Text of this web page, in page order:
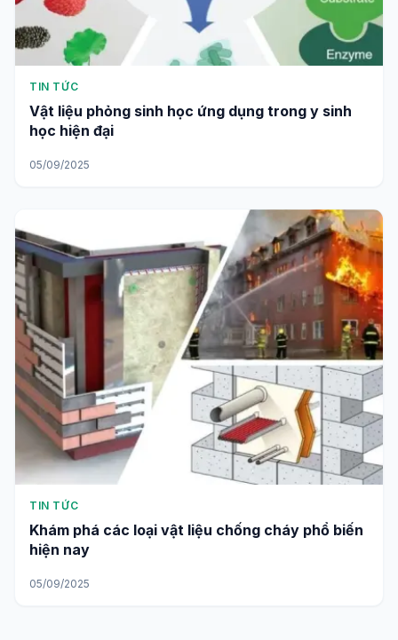
TIN TỨC
Vật liệu phỏng sinh học ứng dụng trong y sinh
học hiện đại
05/09/2025
TIN TỨC
Khám phá các loại vật liệu chống cháy phổ biến
hiện nay
05/09/2025